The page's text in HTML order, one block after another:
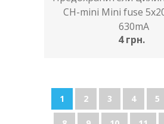
CH-mini Mini fuse
630mA
4 грн.
1 2 3 4 5